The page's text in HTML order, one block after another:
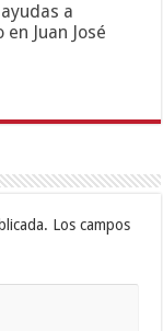
a
Juan José
Los campos